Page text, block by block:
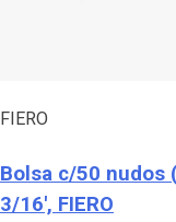
FIERO
Bolsa c/50 nudos
3/16′, FIERO